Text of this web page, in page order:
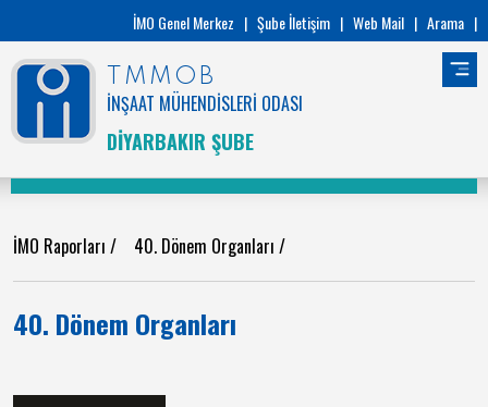
İMO Genel Merkez | Şube İletişim | Web Mail | Arama |
TMMOB
İNŞAAT MÜHENDİSLERİ ODASI
DİYARBAKIR ŞUBE
İMO Raporları / 40. Dönem Organları /
40. Dönem Organları